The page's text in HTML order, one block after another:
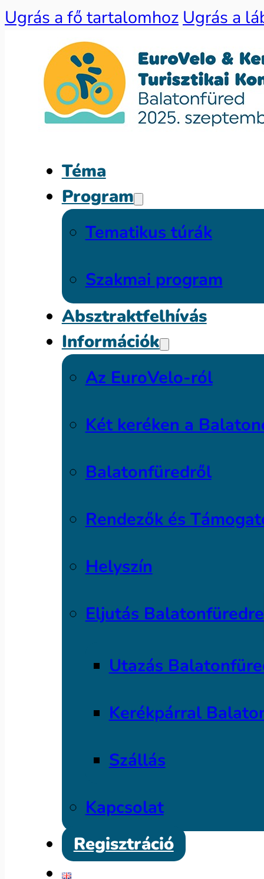
Ugrás a fő tartalomhoz Ugrás a
Téma
Program
Tematikus túrák
Szakmai program
Absztraktfelhívás
Információk
Az EuroVelo-ról
Két keréken a
Balatonfüredről
Rendezők és
Helyszín
Eljutás Balatonfüredre
Utazás
Kerékpárral
Szállás
Kapcsolat
Regisztráció